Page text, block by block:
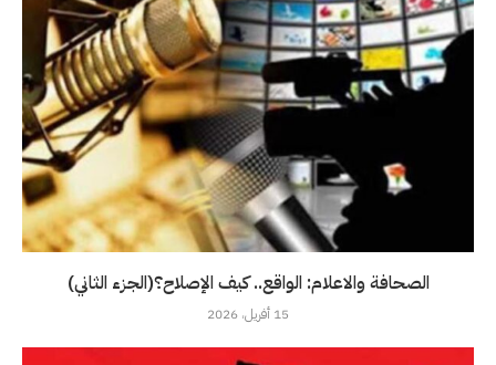
الصحافة والاعلام: الواقع.. كيف الإصلاح؟(الجزء الثاني)
15 أفريل، 2026